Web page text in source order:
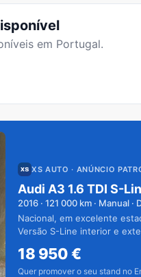
em Portugal.
XS AUTO · ANÚNCIO
Audi A3 1.6 TDI S-
2016 · 121 000 km · Manual ·
Nacional, em excelente
Versão S-Line interior e
18 950€
Quer promover o seu stand no